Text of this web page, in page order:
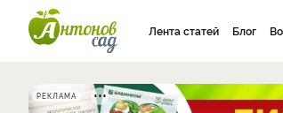
Лента статей Блог
РЕКЛАМА